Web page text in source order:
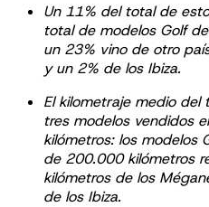
Un 11% del total de
total de modelos Golf
un 23% vino de otro
y un 2% de los Ibiza.
El kilometraje medio
tres modelos vendidos
kilómetros: los modelos
de 200.000 kilómetros
kilómetros de los
de los Ibiza.